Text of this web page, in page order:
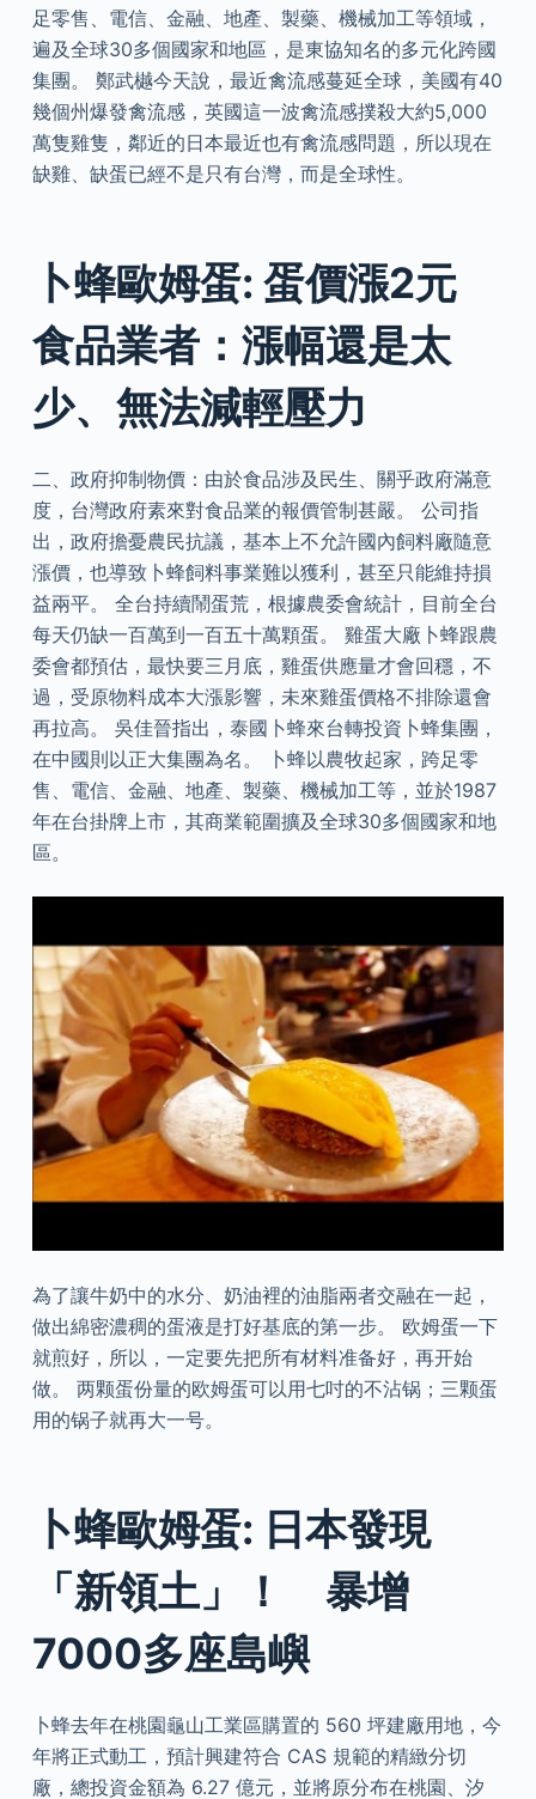
足零售、電信、金融、地產、製藥、機械加工等領域，
遍及全球30多個國家和地區，是東協知名的多元化跨國
集團。 鄭武樾今天說，最近禽流感蔓延全球，美國有40
幾個州爆發禽流感，英國這一波禽流感撲殺大約5,000
萬隻雞隻，鄰近的日本最近也有禽流感問題，所以現在
缺雞、缺蛋已經不是只有台灣，而是全球性。
卜蜂歐姆蛋: 蛋價漲2元
食品業者：漲幅還是太
少、無法減輕壓力
二、政府抑制物價：由於食品涉及民生、關乎政府滿意
度，台灣政府素來對食品業的報價管制甚嚴。 公司指
出，政府擔憂農民抗議，基本上不允許國內飼料廠隨意
漲價，也導致卜蜂飼料事業難以獲利，甚至只能維持損
益兩平。 全台持續鬧蛋荒，根據農委會統計，目前全台
每天仍缺一百萬到一百五十萬顆蛋。 雞蛋大廠卜蜂跟農
委會都預估，最快要三月底，雞蛋供應量才會回穩，不
過，受原物料成本大漲影響，未來雞蛋價格不排除還會
再拉高。 吳佳晉指出，泰國卜蜂來台轉投資卜蜂集團，
在中國則以正大集團為名。 卜蜂以農牧起家，跨足零
售、電信、金融、地產、製藥、機械加工等，並於1987
年在台掛牌上市，其商業範圍擴及全球30多個國家和地
區。
為了讓牛奶中的水分、奶油裡的油脂兩者交融在一起，
做出綿密濃稠的蛋液是打好基底的第一步。 欧姆蛋一下
就煎好，所以，一定要先把所有材料准备好，再开始
做。 两颗蛋份量的欧姆蛋可以用七吋的不沾锅；三颗蛋
用的锅子就再大一号。
卜蜂歐姆蛋: 日本發現
「新領土」！ 暴增
7000多座島嶼
卜蜂去年在桃園龜山工業區購置的 560 坪建廠用地，今
年將正式動工，預計興建符合 CAS 規範的精緻分切
廠，總投資金額為 6.27 億元，並將原分布在桃園、汐